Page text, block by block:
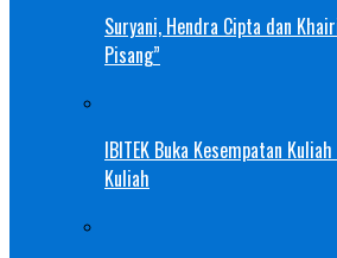
Suryani, Hendra Cipta dan
Pisang”
IBITEK Buka Kesempatan
Kuliah